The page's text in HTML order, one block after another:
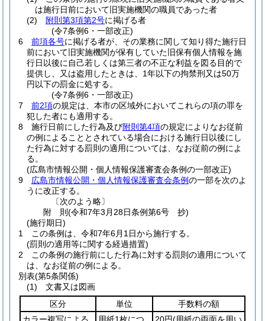
は施行日前において旧実施機関の職員であった者
(2)
附則第3項第2号に掲げる者
(令7条例6・一部改正)
6
前項各号に掲げる者が、その業務に関して知り得た施行日
前において旧実施機関が保有していた旧保有個人情報を施
行日以後に自己若しくは第三者の不正な利益を図る目的で
提供し、又は盗用したときは、1年以下の拘禁刑又は50万
円以下の罰金に処する。
(令7条例6・一部改正)
7
前2項の規定は、本市の区域外においてこれらの項の罪を
犯した者にも適用する。
8
施行日前にした行為及び附則第4項の規定によりなお従前
の例によることとされている場合における施行日以後にし
た行為に対する罰則の適用については、なお従前の例によ
る。
(広島市情報公開・個人情報保護審査会条例の一部改正)
9
広島市情報公開・個人情報保護審査会条例の一部を次のよ
うに改正する。
〔次のよう略〕
附 則(令和7年3月28日条例第6号 抄)
(施行期日)
1
この条例は、令和7年6月1日から施行する。
(罰則の適用等に関する経過措置)
2
この条例の施行前にした行為に対する罰則の適用について
は、なお従前の例による。
別表(第5条関係)
(1) 文書又は図画
区分
単位
手数料の額